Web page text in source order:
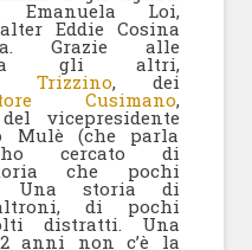
Emanuela Loi,
Eddie Cosina
Grazie alle
tra gli altri,
Trizzino, dei
Cusimano,
vicepresidente
Mulè (che parla
cercato di
che pochi
Una storia di
di pochi
distratti. Una
anni non c’è la